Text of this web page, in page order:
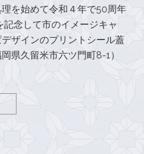
を始めて令和４年で50周年
念して市のイメージキャ
ザインのプリントシール蓋
県久留米市六ツ門町8-1）